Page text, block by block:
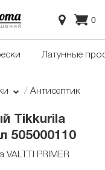
0
Латунные
Антисептик
Tikkurila
505000110